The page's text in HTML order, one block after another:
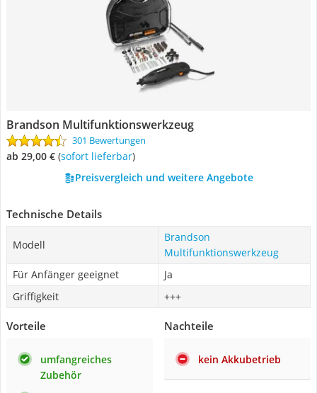
Brandson Multifunktionswerkzeug
301 Bewertungen
ab 29,00 € ( Sofort lieferbar)
Preisvergleich und weitere Angebote
Technische Details
Modell
Brandson
Multifunktionswerkzeug
Für Anfänger geeignet
Ja
Griffigkeit
+++
Vorteile
umfangreiches
Zubehör
Nachteile
kein Akkubetrieb